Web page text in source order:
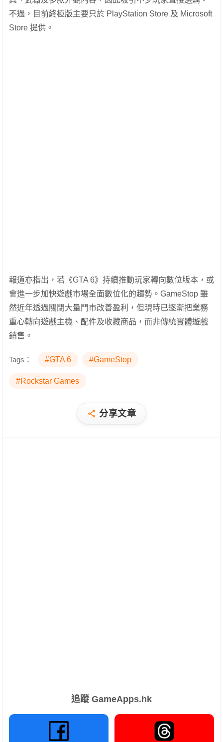
不過，目前終極版主要只於 PlayStation Store 及 Microsoft
Store 提供。
報道亦指出，若《GTA 6》持續推動玩家轉向數位版本，或
會進一步加快遊戲市場全面數位化的趨勢。GameStop 雖
然近年透過關閉大量門市改善盈利，但現時已逐漸把業務
重心轉向遊戲主機、配件及收藏商品，而非傳統實體遊戲
銷售。
Tags： #GTA 6 #GameStop
#Rockstar Games
分享文章
追蹤 GameApps.hk